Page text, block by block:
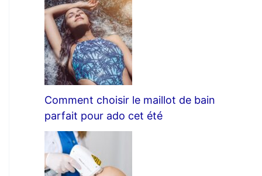
Comment choisir le maillot de bain
parfait pour ado cet été